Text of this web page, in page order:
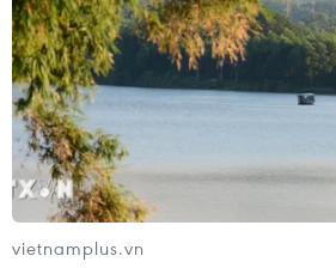
Cháo canh Quảng Bình - món ăn
dân dã gây thương nhớ
10/07/2026 08:08
Đội tuyển Argentina mang nửa tấn
vietnamplus.vn